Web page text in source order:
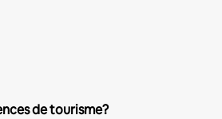
de tourisme?